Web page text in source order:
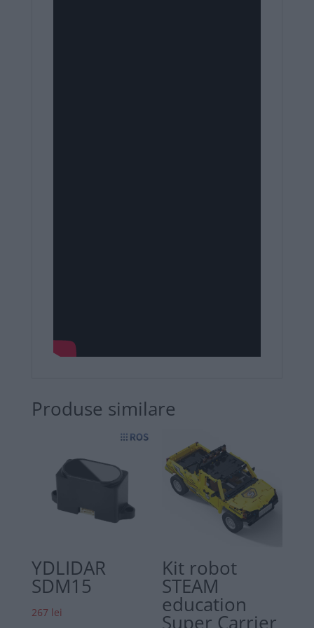
Produse similare
YDLIDAR
SDM15
267 lei
Kit robot
STEAM
education
Super Carrier